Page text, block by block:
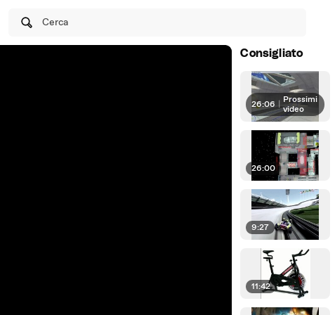
Cerca
Consigliato
26:06
Prossimi
video
26:00
9:27
11:42